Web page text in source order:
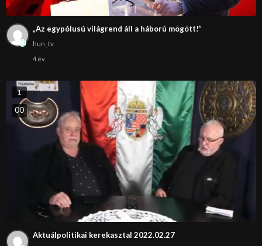
„Az egypólusú világrend áll a háború mögött!”
hun_tv
4 év
1
00
Aktuálpolitikai kerekasztal 2022.02.27